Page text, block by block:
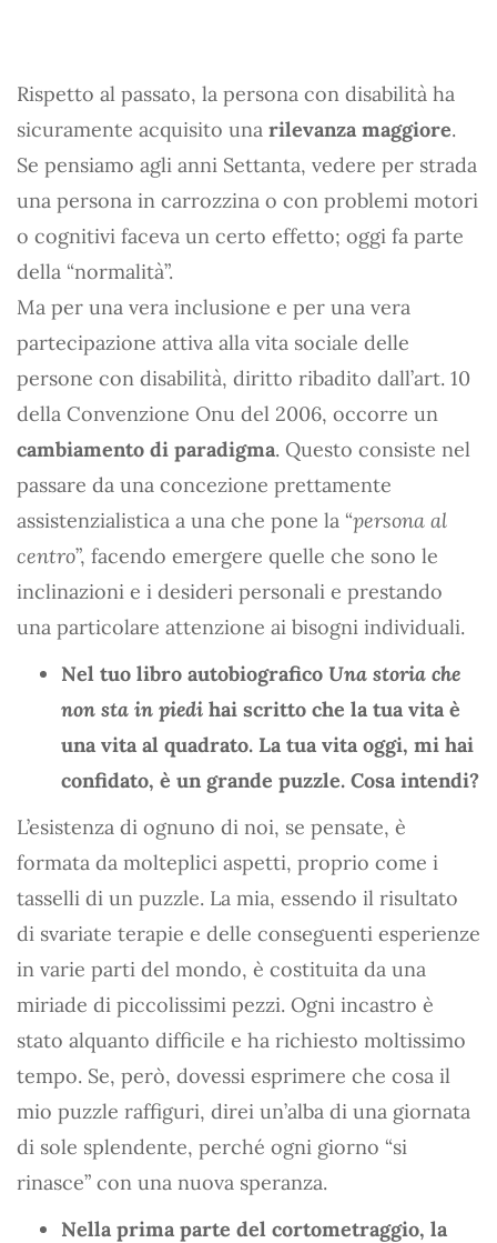
Rispetto al passato, la persona con disabilità ha
sicuramente acquisito una rilevanza maggiore.
Se pensiamo agli anni Settanta, vedere per strada
una persona in carrozzina o con problemi motori
o cognitivi faceva un certo effetto; oggi fa parte
della “normalità”.
Ma per una vera inclusione e per una vera
partecipazione attiva alla vita sociale delle
persone con disabilità, diritto ribadito dall’art. 10
della Convenzione Onu del 2006, occorre un
cambiamento di paradigma. Questo consiste nel
passare da una concezione prettamente
assistenzialistica a una che pone la “persona al
centro”, facendo emergere quelle che sono le
inclinazioni e i desideri personali e prestando
una particolare attenzione ai bisogni individuali.
Nel tuo libro autobiografico Una storia che
non sta in piedi hai scritto che la tua vita è
una vita al quadrato. La tua vita oggi, mi hai
confidato, è un grande puzzle. Cosa intendi?
L’esistenza di ognuno di noi, se pensate, è
formata da molteplici aspetti, proprio come i
tasselli di un puzzle. La mia, essendo il risultato
di svariate terapie e delle conseguenti esperienze
in varie parti del mondo, è costituita da una
miriade di piccolissimi pezzi. Ogni incastro è
stato alquanto difficile e ha richiesto moltissimo
tempo. Se, però, dovessi esprimere che cosa il
mio puzzle raffiguri, direi un’alba di una giornata
di sole splendente, perché ogni giorno “si
rinasce” con una nuova speranza.
Nella prima parte del cortometraggio, la